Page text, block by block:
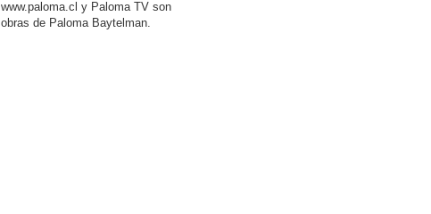
www.paloma.cl y Paloma TV son
obras de Paloma Baytelman.